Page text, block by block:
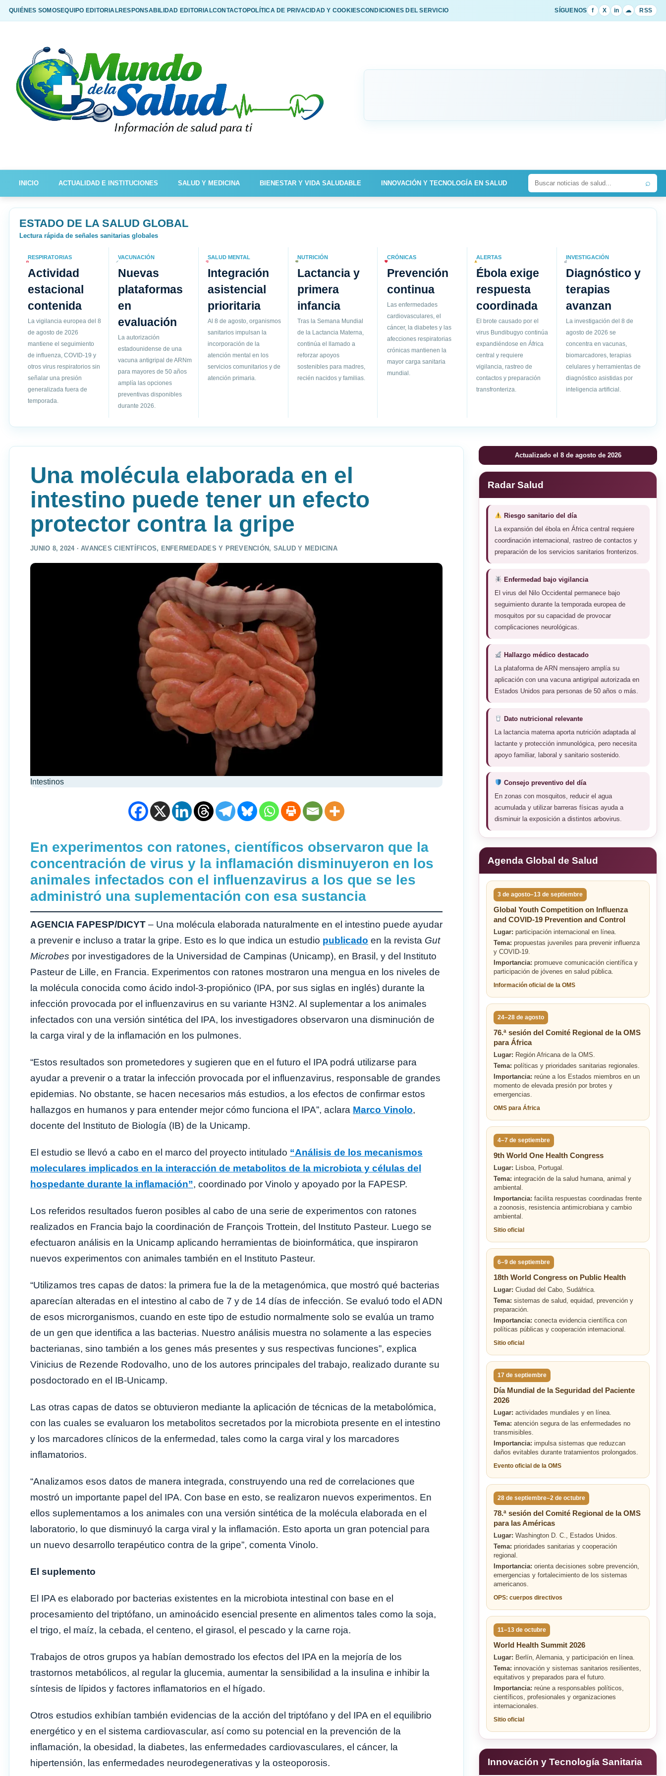
QUIÉNES SOMOSEQUIPO EDITORIALRESPONSABILIDAD EDITORIALCONTACTOPOLÍTICA DE PRIVACIDAD Y COOKIESCONDICIONES DEL SERVICIO SÍGUENOS f X in ☁ RSS
INICIO ACTUALIDAD E INSTITUCIONES SALUD Y MEDICINA BIENESTAR Y VIDA SALUDABLE INNOVACIÓN Y TECNOLOGÍA EN SALUD ⌕
ESTADO DE LA SALUD GLOBAL
Lectura rápida de señales sanitarias globales
RESPIRATORIAS
Actividad
estacional
contenida
La vigilancia europea del 8
de agosto de 2026
mantiene el seguimiento
de influenza, COVID-19 y
otros virus respiratorios sin
señalar una presión
generalizada fuera de
temporada.
VACUNACIÓN
Nuevas
plataformas
en
evaluación
La autorización
estadounidense de una
vacuna antigripal de ARNm
para mayores de 50 años
amplía las opciones
preventivas disponibles
durante 2026.
SALUD MENTAL
Integración
asistencial
prioritaria
Al 8 de agosto, organismos
sanitarios impulsan la
incorporación de la
atención mental en los
servicios comunitarios y de
atención primaria.
NUTRICIÓN
Lactancia y
primera
infancia
Tras la Semana Mundial
de la Lactancia Materna,
continúa el llamado a
reforzar apoyos
sostenibles para madres,
recién nacidos y familias.
CRÓNICAS
Prevención
continua
Las enfermedades
cardiovasculares, el
cáncer, la diabetes y las
afecciones respiratorias
crónicas mantienen la
mayor carga sanitaria
mundial.
ALERTAS
Ébola exige
respuesta
coordinada
El brote causado por el
virus Bundibugyo continúa
expandiéndose en África
central y requiere
vigilancia, rastreo de
contactos y preparación
transfronteriza.
INVESTIGACIÓN
Diagnóstico y
terapias
avanzan
La investigación del 8 de
agosto de 2026 se
concentra en vacunas,
biomarcadores, terapias
celulares y herramientas de
diagnóstico asistidas por
inteligencia artificial.
Una molécula elaborada en el
intestino puede tener un efecto
protector contra la gripe
JUNIO 8, 2024 ·AVANCES CIENTÍFICOS, ENFERMEDADES Y PREVENCIÓN, SALUD Y MEDICINA
Intestinos
En experimentos con ratones, científicos observaron que la
concentración de virus y la inflamación disminuyeron en los
animales infectados con el influenzavirus a los que se les
administró una suplementación con esa sustancia
AGENCIA FAPESP/DICYT – Una molécula elaborada naturalmente en el intestino puede ayudar
a prevenir e incluso a tratar la gripe. Esto es lo que indica un estudio publicado en la revista Gut
Microbes por investigadores de la Universidad de Campinas (Unicamp), en Brasil, y del Instituto
Pasteur de Lille, en Francia. Experimentos con ratones mostraron una mengua en los niveles de
la molécula conocida como ácido indol-3-propiónico (IPA, por sus siglas en inglés) durante la
infección provocada por el influenzavirus en su variante H3N2. Al suplementar a los animales
infectados con una versión sintética del IPA, los investigadores observaron una disminución de
la carga viral y de la inflamación en los pulmones.
“Estos resultados son prometedores y sugieren que en el futuro el IPA podrá utilizarse para
ayudar a prevenir o a tratar la infección provocada por el influenzavirus, responsable de grandes
epidemias. No obstante, se hacen necesarios más estudios, a los efectos de confirmar estos
hallazgos en humanos y para entender mejor cómo funciona el IPA”, aclara Marco Vinolo,
docente del Instituto de Biología (IB) de la Unicamp.
El estudio se llevó a cabo en el marco del proyecto intitulado “Análisis de los mecanismos
moleculares implicados en la interacción de metabolitos de la microbiota y células del
hospedante durante la inflamación”, coordinado por Vinolo y apoyado por la FAPESP.
Los referidos resultados fueron posibles al cabo de una serie de experimentos con ratones
realizados en Francia bajo la coordinación de François Trottein, del Instituto Pasteur. Luego se
efectuaron análisis en la Unicamp aplicando herramientas de bioinformática, que inspiraron
nuevos experimentos con animales también en el Instituto Pasteur.
“Utilizamos tres capas de datos: la primera fue la de la metagenómica, que mostró qué bacterias
aparecían alteradas en el intestino al cabo de 7 y de 14 días de infección. Se evaluó todo el ADN
de esos microrganismos, cuando en este tipo de estudio normalmente solo se evalúa un tramo
de un gen que identifica a las bacterias. Nuestro análisis muestra no solamente a las especies
bacterianas, sino también a los genes más presentes y sus respectivas funciones”, explica
Vinicius de Rezende Rodovalho, uno de los autores principales del trabajo, realizado durante su
posdoctorado en el IB-Unicamp.
Las otras capas de datos se obtuvieron mediante la aplicación de técnicas de la metabolómica,
con las cuales se evaluaron los metabolitos secretados por la microbiota presente en el intestino
y los marcadores clínicos de la enfermedad, tales como la carga viral y los marcadores
inflamatorios.
“Analizamos esos datos de manera integrada, construyendo una red de correlaciones que
mostró un importante papel del IPA. Con base en esto, se realizaron nuevos experimentos. En
ellos suplementamos a los animales con una versión sintética de la molécula elaborada en el
laboratorio, lo que disminuyó la carga viral y la inflamación. Esto aporta un gran potencial para
un nuevo desarrollo terapéutico contra de la gripe”, comenta Vinolo.
El suplemento
El IPA es elaborado por bacterias existentes en la microbiota intestinal con base en el
procesamiento del triptófano, un aminoácido esencial presente en alimentos tales como la soja,
el trigo, el maíz, la cebada, el centeno, el girasol, el pescado y la carne roja.
Trabajos de otros grupos ya habían demostrado los efectos del IPA en la mejoría de los
trastornos metabólicos, al regular la glucemia, aumentar la sensibilidad a la insulina e inhibir la
síntesis de lípidos y factores inflamatorios en el hígado.
Otros estudios exhibían también evidencias de la acción del triptófano y del IPA en el equilibrio
energético y en el sistema cardiovascular, así como su potencial en la prevención de la
inflamación, la obesidad, la diabetes, las enfermedades cardiovasculares, el cáncer, la
hipertensión, las enfermedades neurodegenerativas y la osteoporosis.
Actualizado el 8 de agosto de 2026
Radar Salud
Riesgo sanitario del día
La expansión del ébola en África central requiere
coordinación internacional, rastreo de contactos y
preparación de los servicios sanitarios fronterizos.
Enfermedad bajo vigilancia
El virus del Nilo Occidental permanece bajo
seguimiento durante la temporada europea de
mosquitos por su capacidad de provocar
complicaciones neurológicas.
Hallazgo médico destacado
La plataforma de ARN mensajero amplía su
aplicación con una vacuna antigripal autorizada en
Estados Unidos para personas de 50 años o más.
Dato nutricional relevante
La lactancia materna aporta nutrición adaptada al
lactante y protección inmunológica, pero necesita
apoyo familiar, laboral y sanitario sostenido.
Consejo preventivo del día
En zonas con mosquitos, reducir el agua
acumulada y utilizar barreras físicas ayuda a
disminuir la exposición a distintos arbovirus.
Agenda Global de Salud
3 de agosto–13 de septiembre
Global Youth Competition on Influenza
and COVID-19 Prevention and Control
Lugar: participación internacional en línea.
Tema: propuestas juveniles para prevenir influenza
y COVID-19.
Importancia: promueve comunicación científica y
participación de jóvenes en salud pública.
Información oficial de la OMS
24–28 de agosto
76.ª sesión del Comité Regional de la OMS
para África
Lugar: Región Africana de la OMS.
Tema: políticas y prioridades sanitarias regionales.
Importancia: reúne a los Estados miembros en un
momento de elevada presión por brotes y
emergencias.
OMS para África
4–7 de septiembre
9th World One Health Congress
Lugar: Lisboa, Portugal.
Tema: integración de la salud humana, animal y
ambiental.
Importancia: facilita respuestas coordinadas frente
a zoonosis, resistencia antimicrobiana y cambio
ambiental.
Sitio oficial
6–9 de septiembre
18th World Congress on Public Health
Lugar: Ciudad del Cabo, Sudáfrica.
Tema: sistemas de salud, equidad, prevención y
preparación.
Importancia: conecta evidencia científica con
políticas públicas y cooperación internacional.
Sitio oficial
17 de septiembre
Día Mundial de la Seguridad del Paciente
2026
Lugar: actividades mundiales y en línea.
Tema: atención segura de las enfermedades no
transmisibles.
Importancia: impulsa sistemas que reduzcan
daños evitables durante tratamientos prolongados.
Evento oficial de la OMS
28 de septiembre–2 de octubre
78.ª sesión del Comité Regional de la OMS
para las Américas
Lugar: Washington D. C., Estados Unidos.
Tema: prioridades sanitarias y cooperación
regional.
Importancia: orienta decisiones sobre prevención,
emergencias y fortalecimiento de los sistemas
americanos.
OPS: cuerpos directivos
11–13 de octubre
World Health Summit 2026
Lugar: Berlín, Alemania, y participación en línea.
Tema: innovación y sistemas sanitarios resilientes,
equitativos y preparados para el futuro.
Importancia: reúne a responsables políticos,
científicos, profesionales y organizaciones
internacionales.
Sitio oficial
Innovación y Tecnología Sanitaria